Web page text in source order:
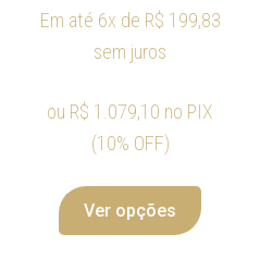
Em até 6x de R$ 199,83
sem juros
ou R$ 1.079,10 no PIX
(10% OFF)
Ver opções